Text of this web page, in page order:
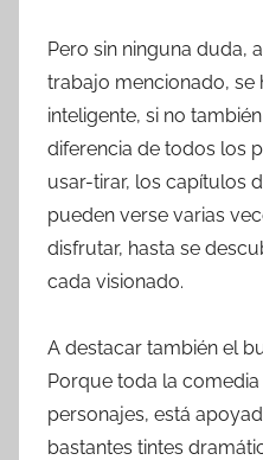
Pero sin ninguna duda,
trabajo mencionado, se
inteligente, si no
diferencia de todos los
usar-tirar, los capítulos
pueden verse varias
disfrutar, hasta se
cada visionado.
A destacar también el
Porque toda la
personajes, está
bastantes tintes